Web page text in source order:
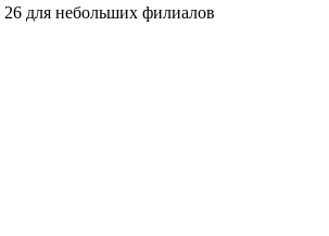
для небольших филиалов